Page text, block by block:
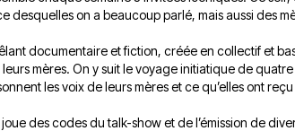
desquelles on a beaucoup parlé, mais aussi des
documentaire et fiction, créée en collectif et
mères. On y suit le voyage initiatique de
les voix de leurs mères et ce qu’elles ont
des codes du talk-show et de l’émission de